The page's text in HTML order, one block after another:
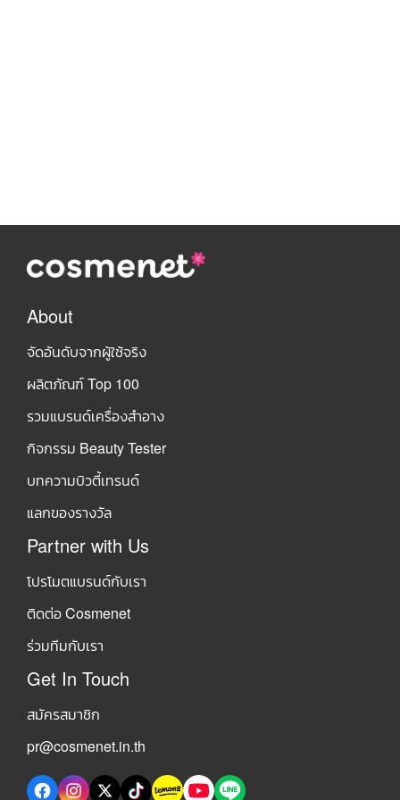
About
จัดอันดับจากผู้ใช้จริง
ผลิตภัณฑ์ Top 100
รวมแบรนด์เครื่องสำอาง
กิจกรรม Beauty Tester
บทความบิวตี้เทรนด์
แลกของรางวัล
Partner with Us
โปรโมตแบรนด์กับเรา
ติดต่อ Cosmenet
ร่วมทีมกับเรา
Get In Touch
สมัครสมาชิก
pr@cosmenet.in.th